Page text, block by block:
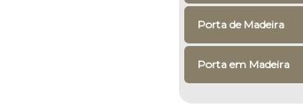
Porta de Madeira
Porta em Madeira